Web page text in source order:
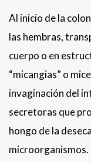
Al inicio de la
las hembras,
cuerpo o en
“micangias” o
invaginación del
secretoras que
hongo de la
microorganismos.